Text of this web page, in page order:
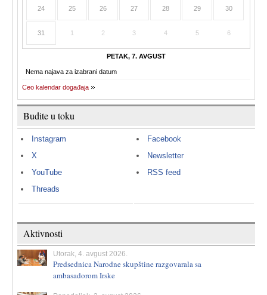
24 25 26 27 28 29 30
31 1 2 3 4 5 6
PETAK, 7. AVGUST
Nema najava za izabrani datum
Ceo kalendar događaja
Budite u toku
Instagram
X
YouTube
Threads
Facebook
Newsletter
RSS feed
Aktivnosti
Utorak, 4. avgust 2026.
Predsednica Narodne skupštine razgovarala sa
ambasadorom Irske